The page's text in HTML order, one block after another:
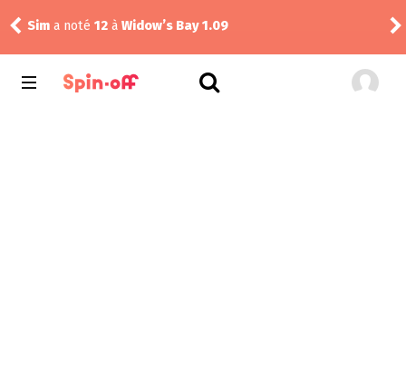
Sim a noté 12 à Widow’s Bay 1.09